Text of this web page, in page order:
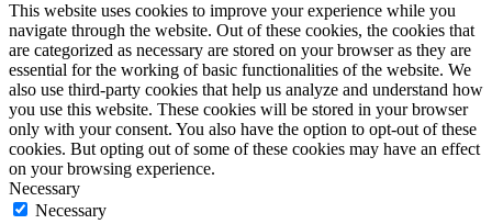
This website uses cookies to improve your experience while you
navigate through the website. Out of these cookies, the cookies that
are categorized as necessary are stored on your browser as they are
essential for the working of basic functionalities of the website. We
also use third-party cookies that help us analyze and understand how
you use this website. These cookies will be stored in your browser
only with your consent. You also have the option to opt-out of these
cookies. But opting out of some of these cookies may have an effect
on your browsing experience.
Necessary
Necessary